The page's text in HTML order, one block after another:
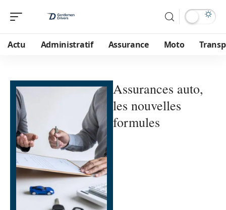
Actu Administratif Assurance Moto
Assurances auto,
les nouvelles
formules